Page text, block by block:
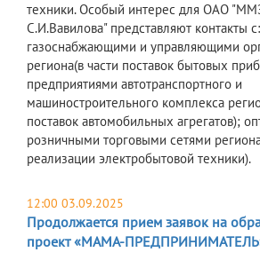
техники. Особый интерес для ОАО
С.И.Вавилова" представляют контакты с:
газоснабжающими и управляющими
региона(в части поставок бытовых
предприятиями автотранспортного и
машиностроительного комплекса
поставок автомобильных агрегатов);
розничными торговыми сетями
реализации электробытовой техники).
12:00 03.09.2025
Продолжается прием заявок на
проект «МАМА-